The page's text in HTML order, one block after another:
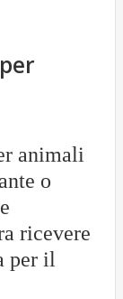
animali
o
ricevere
per il